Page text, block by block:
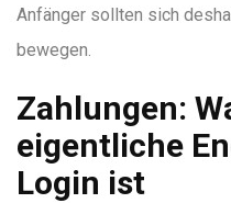
Anfänger sollten sich
bewegen.
Zahlungen:
eigentliche
Login ist